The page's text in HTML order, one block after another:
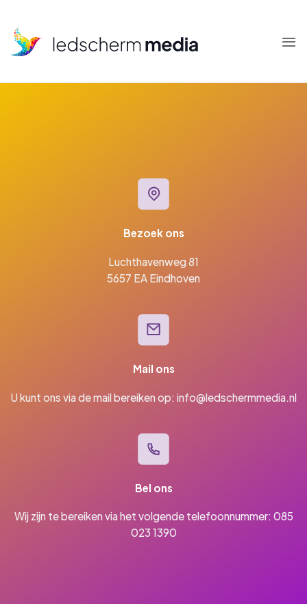
content
Bezoek ons
Luchthavenweg 81
5657 EA Eindhoven
Mail ons
U kunt ons via de mail bereiken op: info@ledschermmedia.nl
Bel ons
Wij zijn te bereiken via het volgende telefoonnummer: 085
023 1390